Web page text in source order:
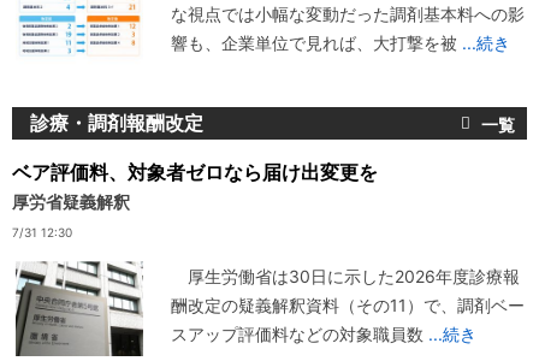
な視点では小幅な変動だった調剤基本料への影
響も、企業単位で見れば、大打撃を被 ...続き
診療・調剤報酬改定
ベア評価料、対象者ゼロなら届け出変更を
厚労省疑義解釈
7/31 12:30
厚生労働省は30日に示した2026年度診療報
酬改定の疑義解釈資料（その11）で、調剤ベー
スアップ評価料などの対象職員数 ...続き